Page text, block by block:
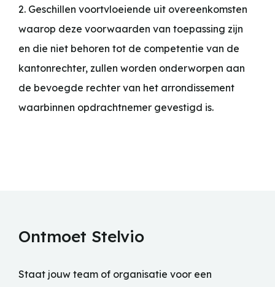
2. Geschillen voortvloeiende uit overeenkomsten
waarop deze voorwaarden van toepassing zijn
en die niet behoren tot de competentie van de
kantonrechter, zullen worden onderworpen aan
de bevoegde rechter van het arrondissement
waarbinnen opdrachtnemer gevestigd is.
Ontmoet Stelvio
Staat jouw team of organisatie voor een